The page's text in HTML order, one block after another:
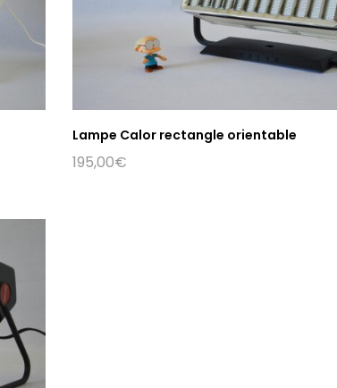
Lampe Calor rectangle orientable
195,00€